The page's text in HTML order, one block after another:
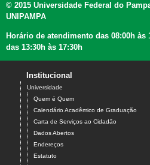
© 2015 Universidade Federal do
UNIPAMPA
Horário de atendimento das 08:00h às
das 13:30h às 17:30h
Institucional
Universidade
Quem é Quem
Calendário Acadêmico de Graduação
Carta de Serviços ao Cidadão
Dados Abertos
Endereços
Estatuto